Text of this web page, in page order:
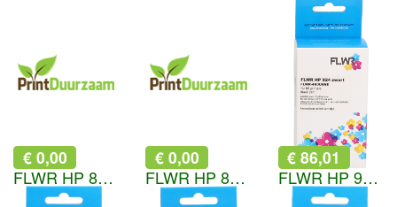
€ 0,00
FLWR HP 82 geel
€ 0,00
FLWR HP 82 cyaan
€ 86,01
FLWR HP 924e zwart